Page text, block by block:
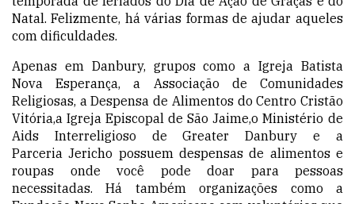
Natal. Felizmente, há várias formas de ajudar aqueles
com dificuldades.
Apenas em Danbury, grupos como a Igreja Batista
Nova Esperança, a Associação de Comunidades
Religiosas, a Despensa de Alimentos do Centro Cristão
Vitória,a Igreja Episcopal de São Jaime,o Ministério de
Aids Interreligioso de Greater Danbury e a
Parceria Jericho possuem despensas de alimentos e
roupas onde você pode doar para pessoas
necessitadas. Há também organizações como a